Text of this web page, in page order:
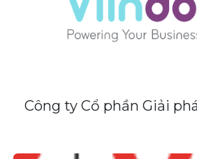
Công ty Cổ phần Giải